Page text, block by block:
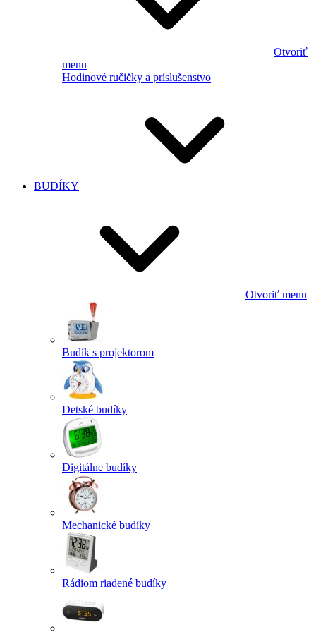
Otvoriť
menu
Hodinové ručičky a príslušenstvo
BUDÍKY
Otvoriť menu
Budík s projektorom
Detské budíky
Digitálne budíky
Mechanické budíky
Rádiom riadené budíky